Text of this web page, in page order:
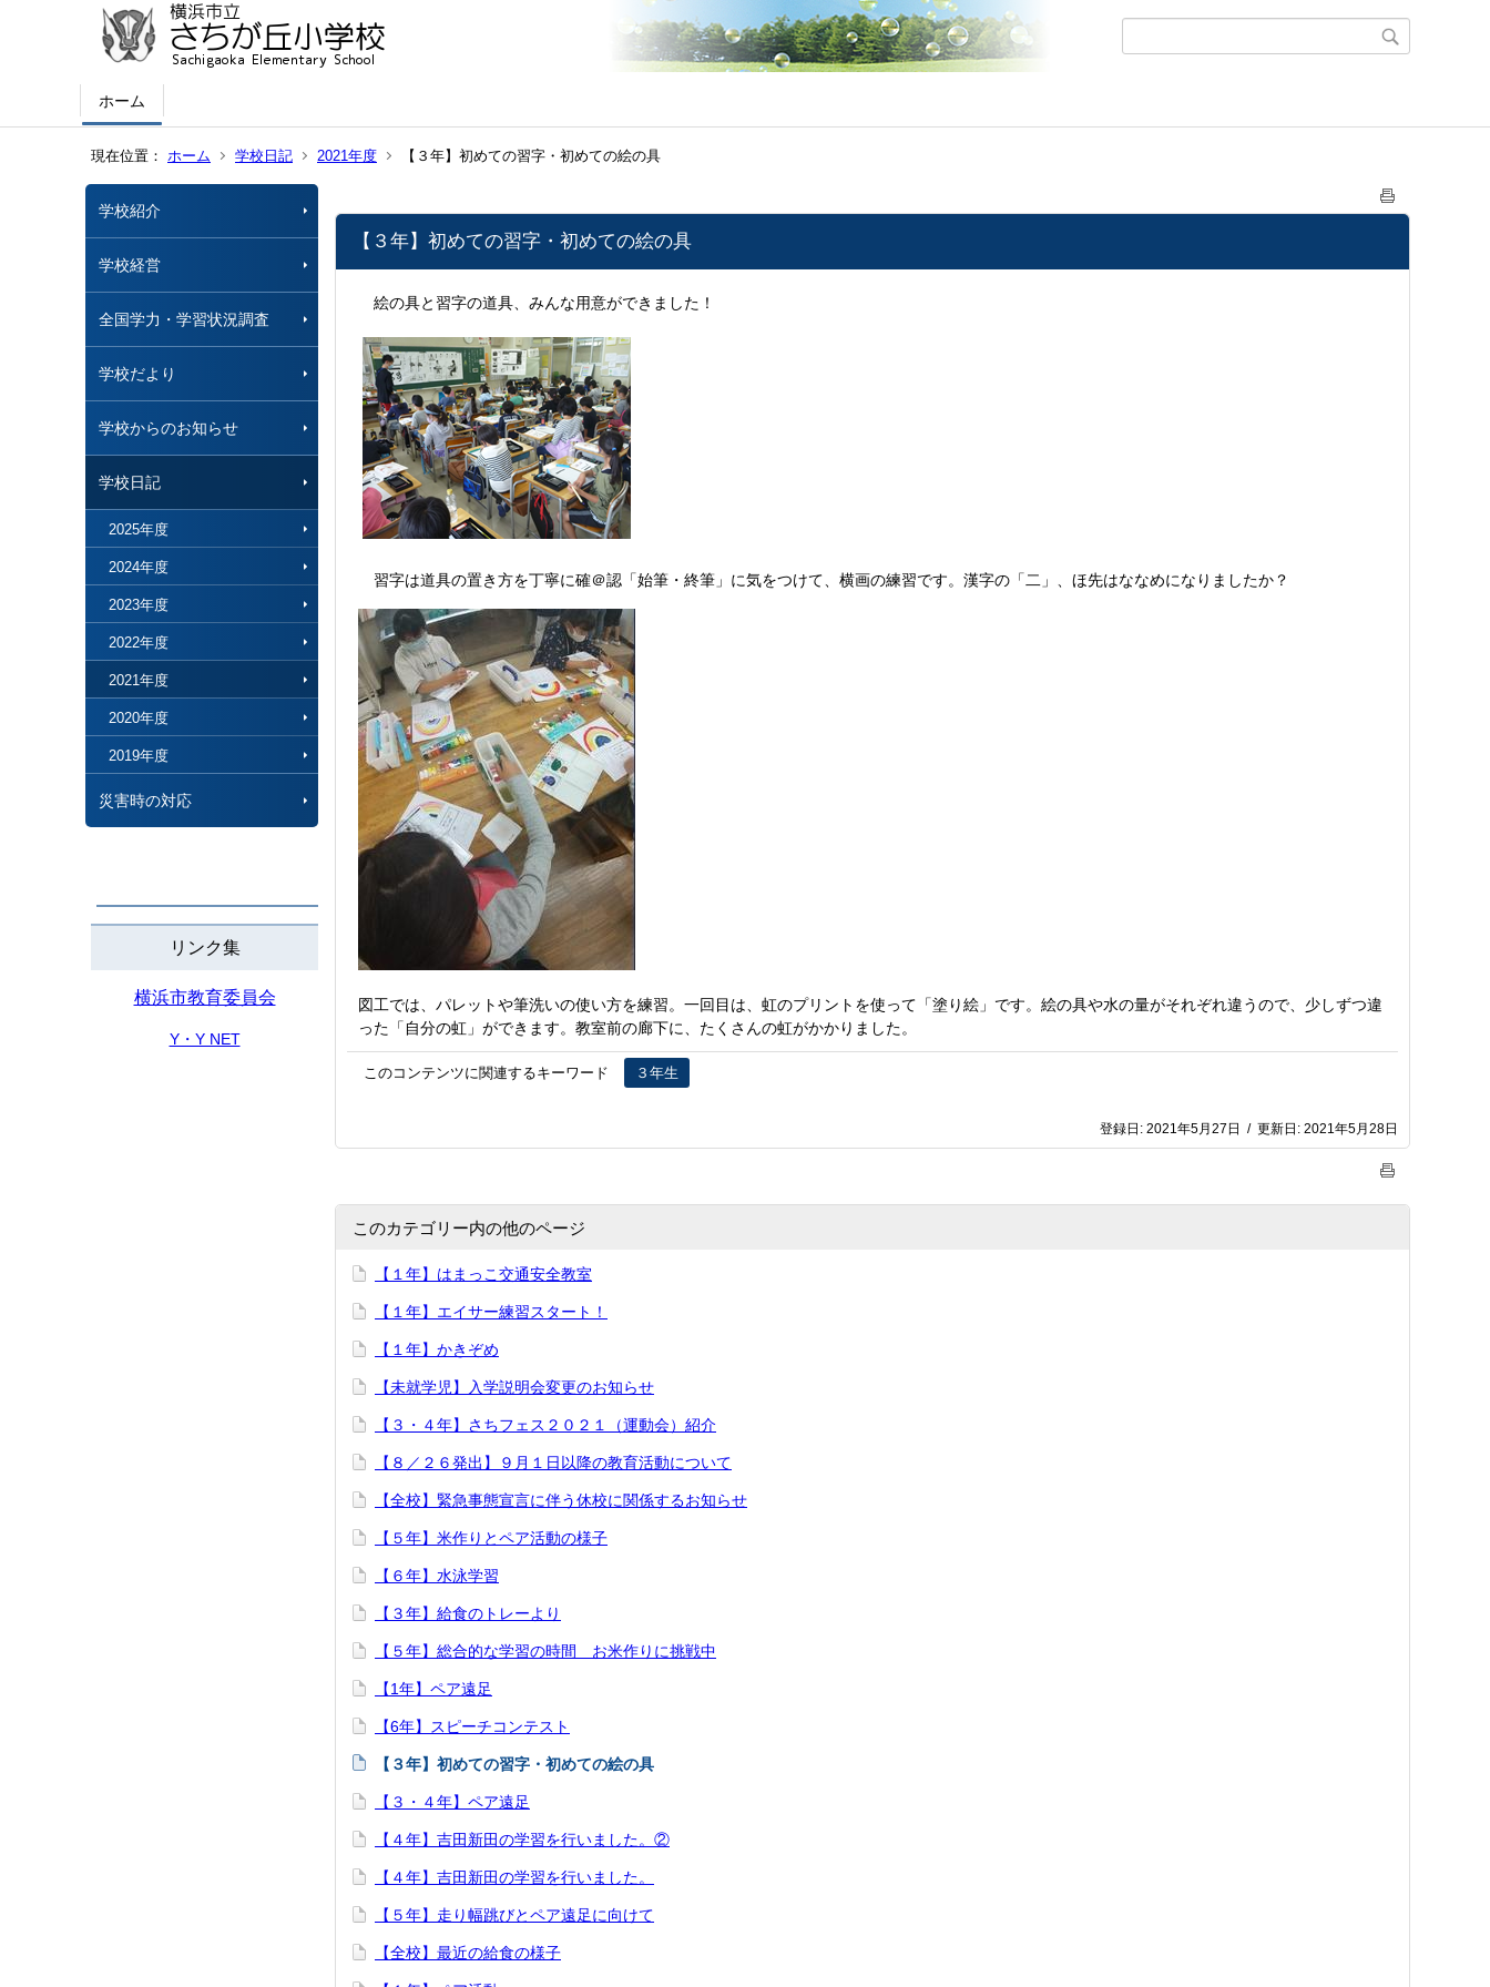
ホーム
現在位置： ホーム 学校日記 2021年度 【３年】初めての習字・初めての絵の具
学校紹介
学校経営
全国学力・学習状況調査
学校だより
学校からのお知らせ
学校日記
2025年度
2024年度
2023年度
2022年度
2021年度
2020年度
2019年度
災害時の対応
リンク集
横浜市教育委員会
Y・Y NET
【３年】初めての習字・初めての絵の具
絵の具と習字の道具、みんな用意ができました！
習字は道具の置き方を丁寧に確＠認「始筆・終筆」に気をつけて、横画の練習です。漢字の「二」、ほ先はななめになりましたか？
図工では、パレットや筆洗いの使い方を練習。一回目は、虹のプリントを使って「塗り絵」です。絵の具や水の量がそれぞれ違うので、少しずつ違
った「自分の虹」ができます。教室前の廊下に、たくさんの虹がかかりました。
このコンテンツに関連するキーワード ３年生
登録日: 2021年5月27日 / 更新日: 2021年5月28日
このカテゴリー内の他のページ
【１年】はまっこ交通安全教室
【１年】エイサー練習スタート！
【１年】かきぞめ
【未就学児】入学説明会変更のお知らせ
【３・４年】さちフェス２０２１（運動会）紹介
【８／２６発出】９月１日以降の教育活動について
【全校】緊急事態宣言に伴う休校に関係するお知らせ
【５年】米作りとペア活動の様子
【６年】水泳学習
【３年】給食のトレーより
【５年】総合的な学習の時間 お米作りに挑戦中
【1年】ペア遠足
【6年】スピーチコンテスト
【３年】初めての習字・初めての絵の具
【３・４年】ペア遠足
【４年】吉田新田の学習を行いました。②
【４年】吉田新田の学習を行いました。
【５年】走り幅跳びとペア遠足に向けて
【全校】最近の給食の様子